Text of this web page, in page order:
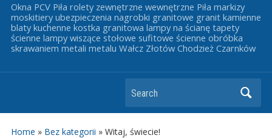
Okna PCV Piła rolety zewnętrzne wewnętrzne Piła markizy
moskitiery ubezpieczenia nagrobki granitowe granit kamienne
blaty kuchenne kostka granitowa lampy na ścianę tapety
ścienne lampy wiszące stołowe sufitowe ścienne obróbka
skrawaniem metali metalu Wałcz Złotów Chodzież Czarnków
Search
Home » Bez kategorii » Witaj, świecie!